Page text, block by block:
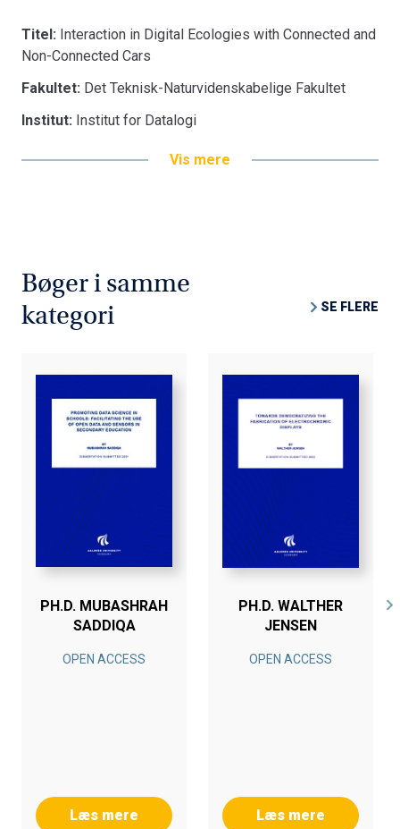
Titel: Interaction in Digital Ecologies with Connected and
Non-Connected Cars
Fakultet: Det Teknisk-Naturvidenskabelige Fakultet
Institut: Institut for Datalogi
Vis mere
Bøger i samme
kategori
SE FLERE
PH.D. MUBASHRAH
SADDIQA
OPEN ACCESS
Læs mere
PH.D. WALTHER
JENSEN
OPEN ACCESS
Læs mere